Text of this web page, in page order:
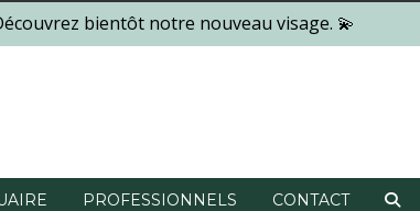
bientôt notre nouveau visage. 💫
PROFESSIONNELS CONTACT